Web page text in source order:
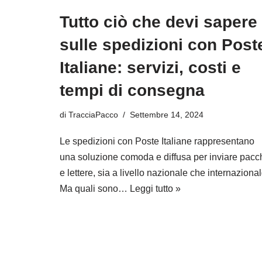
Tutto ciò che devi sapere
sulle spedizioni con
Italiane: servizi, costi e
tempi di consegna
di TracciaPacco Settembre 14, 2024
Le spedizioni con Poste Italiane rappresentano
una soluzione comoda e diffusa per inviare
e lettere, sia a livello nazionale che
Ma quali sono… Leggi tutto »